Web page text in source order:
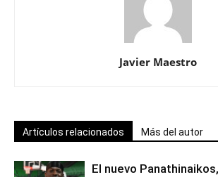
Javier Maestro
Artículos relacionados Más del autor
El nuevo